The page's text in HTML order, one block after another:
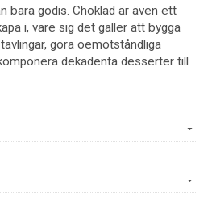
bara godis. Choklad är även ett
i, vare sig det gäller att bygga
göra oemotståndliga
dekadenta desserter till
från grunden och skapa din
vis? Eller kanske
I Chokladmakarens
bästa tips; hur man väljer
och skalar dem för att slutligen